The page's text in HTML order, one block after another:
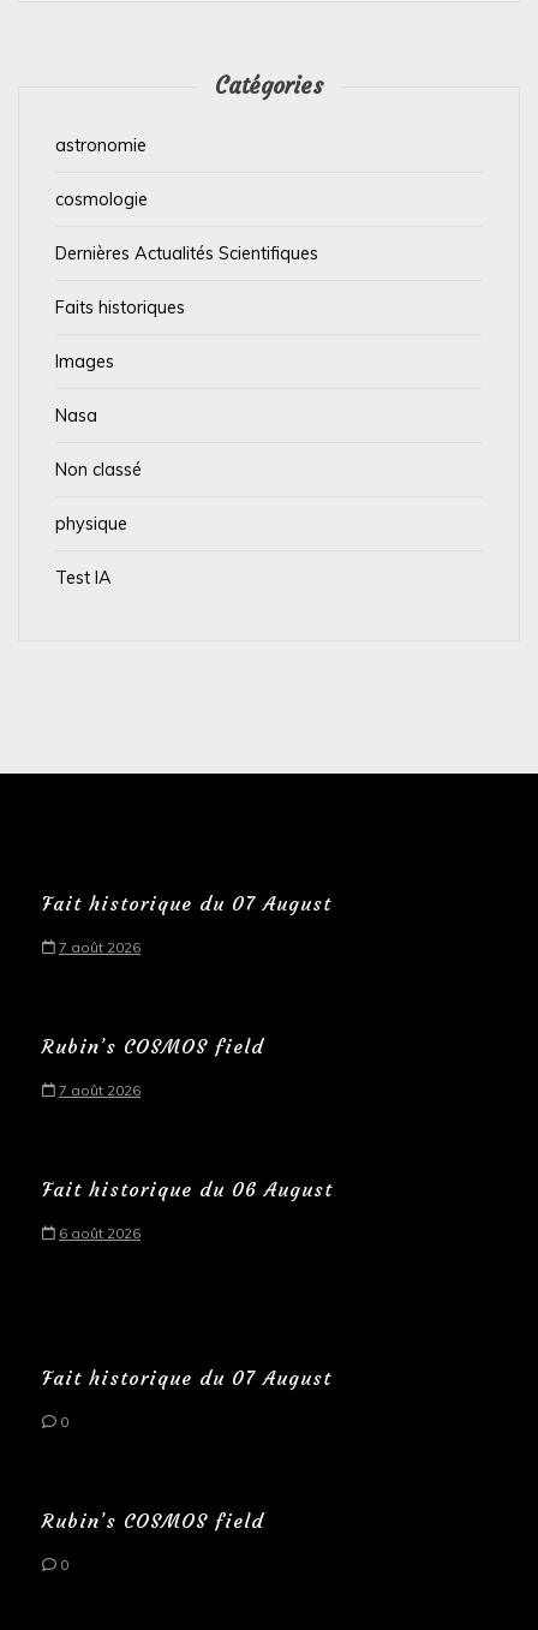
Catégories
astronomie
cosmologie
Dernières Actualités Scientifiques
Faits historiques
Images
Nasa
Non classé
physique
Test IA
Fait historique du 07 August
7 août 2026
Rubin’s COSMOS field
7 août 2026
Fait historique du 06 August
6 août 2026
Fait historique du 07 August
0
Rubin’s COSMOS field
0